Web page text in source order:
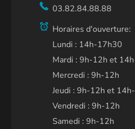
03.82.84.88.88
Horaires d'ouverture:
Lundi : 14h-17h30
Mardi : 9h-12h et
Mercredi : 9h-12h
Jeudi : 9h-12h et
Vendredi : 9h-12h
Samedi : 9h-12h